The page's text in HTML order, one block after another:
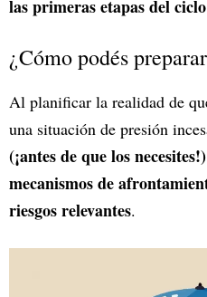
las primeras etapas del ciclo
¿Cómo podés
Al planificar la realidad de
una situación de presión
(¡antes de que los
mecanismos de
riesgos relevantes.